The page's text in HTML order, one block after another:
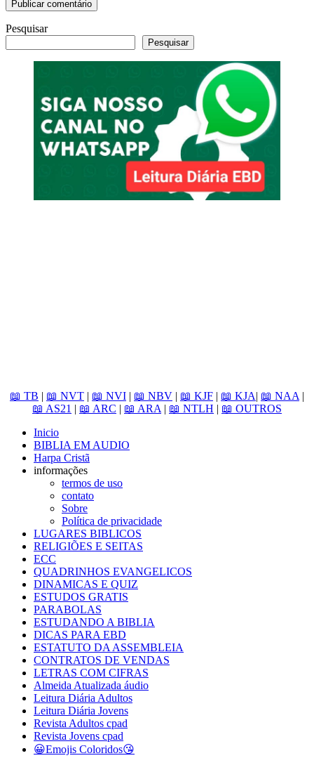
Pesquisar
Pesquisar
📖 TB | 📖 NVT | 📖 NVI | 📖 NBV | 📖 KJF | 📖 KJA| 📖 NAA |
📖 AS21 | 📖 ARC | 📖 ARA | 📖 NTLH | 📖 OUTROS
Inicio
BIBLIA EM AUDIO
Harpa Cristã
informações
termos de uso
contato
Sobre
Política de privacidade
LUGARES BIBLICOS
RELIGIÕES E SEITAS
ECC
QUADRINHOS EVANGELICOS
DINAMICAS E QUIZ
ESTUDOS GRATIS
PARABOLAS
ESTUDANDO A BIBLIA
DICAS PARA EBD
ESTATUTO DA ASSEMBLEIA
CONTRATOS DE VENDAS
LETRAS COM CIFRAS
Almeida Atualizada áudio
Leitura Diária Adultos
Leitura Diária Jovens
Revista Adultos cpad
Revista Jovens cpad
😀Emojis Coloridos😘